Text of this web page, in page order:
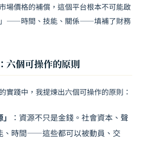
場價格的補償，這個平台根本不可能啟
」——時間、技能、關係——填補了財務
六個可操作的原則
實踐中，我提煉出六個可操作的原則：
：資源不只是金錢。社會資本、聲
、時間——這些都可以被動員、交